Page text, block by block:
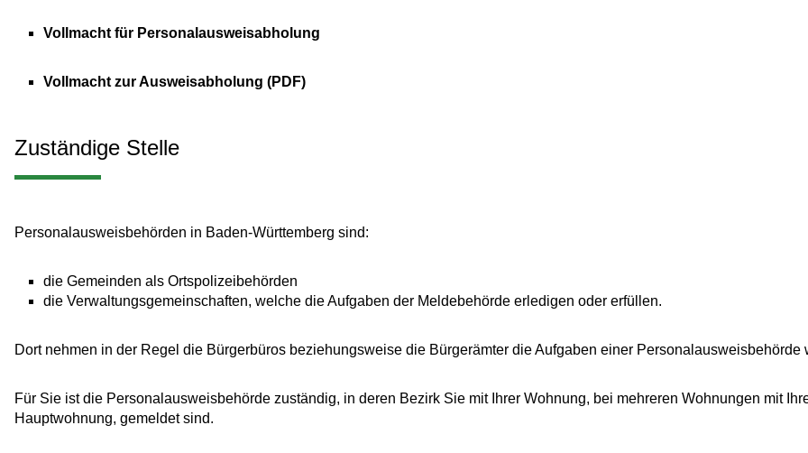
Vollmacht für Personalausweisabholung
Vollmacht zur Ausweisabholung (PDF)
Zuständige Stelle
Personalausweisbehörden in Baden-Württemberg sind:
die Gemeinden als Ortspolizeibehörden
die Verwaltungsgemeinschaften, welche die Aufgaben der Meldebehörde erledigen oder erfüllen.
Dort nehmen in der Regel die Bürgerbüros beziehungsweise die Bürgerämter die Aufgaben einer Personalausweisbehörde
Für Sie ist die Personalausweisbehörde zuständig, in deren Bezirk Sie mit Ihrer Wohnung, bei mehreren Wohnungen mit
Hauptwohnung, gemeldet sind.